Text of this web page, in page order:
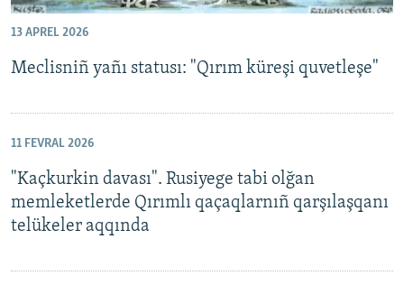
13 APREL 2026
Meclisniñ yañı statusı: "Qırım küreşi quvetleşe"
11 FEVRAL 2026
"Kaçkurkin davası". Rusiyege tabi olğan
memleketlerde Qırımlı qaçaqlarnıñ qarşılaşqanı
telükeler aqqında